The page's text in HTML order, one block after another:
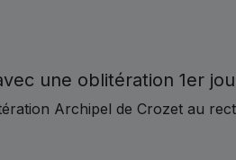
une oblitération 1er
Archipel de Crozet au